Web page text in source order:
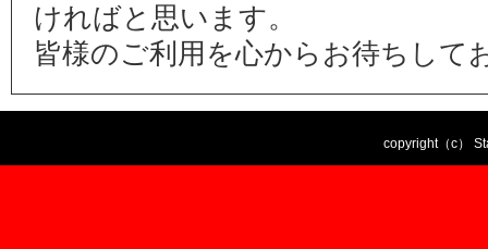
ければと思います。
皆様のご利用を心からお待ちして
copyright（c）